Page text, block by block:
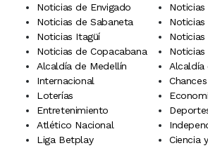
Noticias de Envigado
Noticias
Noticias de Sabaneta
Noticias Itagüí
Noticias de Copacabana
Alcaldía de Medellín
Internacional
Chances
Loterías
Entretenimiento
Atlético Nacional
Liga Betplay
Ciencia